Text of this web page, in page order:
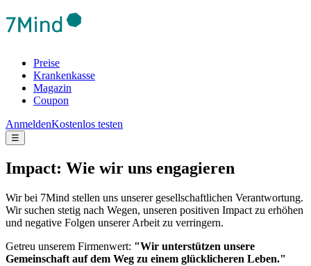
Preise
Krankenkasse
Magazin
Coupon
AnmeldenKostenlos testen
☰
Impact: Wie wir uns engagieren
Wir bei 7Mind stellen uns unserer gesellschaftlichen Verantwortung.
Wir suchen stetig nach Wegen, unseren positiven Impact zu erhöhen
und negative Folgen unserer Arbeit zu verringern.
Getreu unserem Firmenwert: "Wir unterstützen unsere
Gemeinschaft auf dem Weg zu einem glücklicheren Leben."